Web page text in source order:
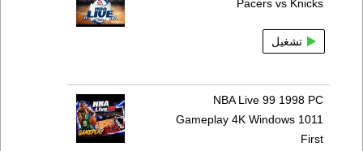
Pacers vs Knicks
تشغيل
NBA Live 99 1998 PC
Gameplay 4K Windows 1011
First